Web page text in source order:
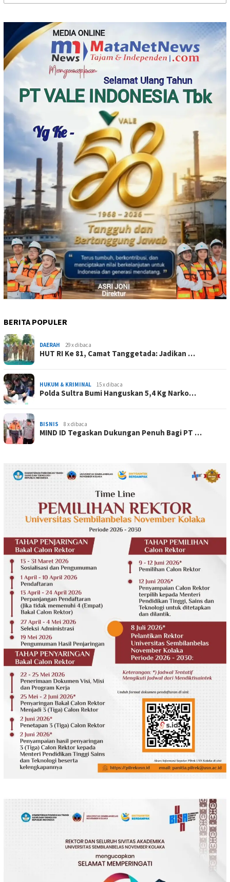
untuk:
BERITA POPULER
DAERAH 29 x dibaca
HUT RI Ke 81, Camat Tanggetada: Jadikan …
HUKUM & KRIMINAL 15 x dibaca
Polda Sultra Bumi Hanguskan 5,4 Kg Narko…
BISNIS 8 x dibaca
MIND ID Tegaskan Dukungan Penuh Bagi PT …